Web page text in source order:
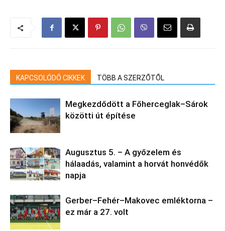
KAPCSOLÓDÓ CIKKEK TÖBB A SZERZŐTŐL
Megkezdődött a Főherceglak–Sárok
közötti út építése
Augusztus 5. – A győzelem és
hálaadás, valamint a horvát honvédők
napja
Gerber–Fehér–Makovec emléktorna –
ez már a 27. volt